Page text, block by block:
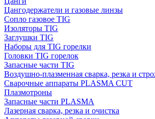
Цангодержатели и газовые линзы
Сопло газовое TIG
Изоляторы TIG
Заглушки TIG
Наборы для TIG горелки
Головки TIG горелок
Запасные части TIG
Воздушно-плазменная сварка, резка и
Сварочные аппараты PLASMA CUT
Плазмотроны
Запасные части PLASMA
Лазерная сварка, резка и очистка